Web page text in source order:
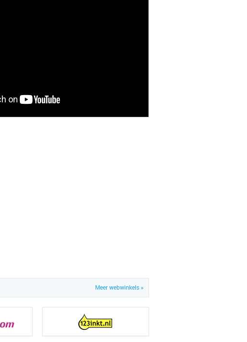
Meer webwinkels »